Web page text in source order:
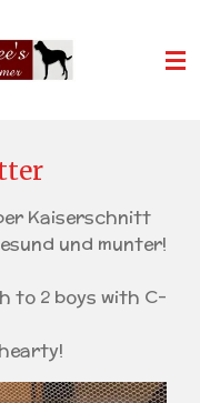
Kaiserschnitt
und munter!
to 2 boys with C-